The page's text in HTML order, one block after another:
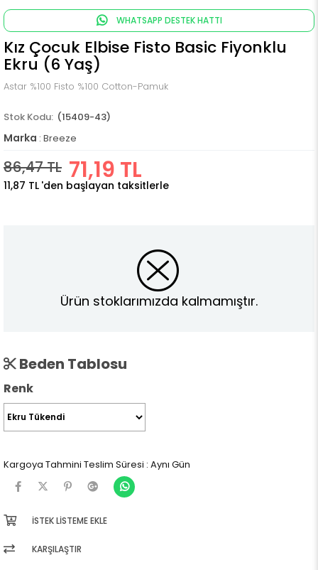
WHATSAPP DESTEK HATTI
Kız Çocuk Elbise Fisto Basic Fiyonklu
Ekru (6 Yaş)
Astar %100 Fisto %100 Cotton-Pamuk
(15409-43)
Marka : Breeze
86,47 TL 71,19 TL
11,87 TL 'den başlayan taksitlerle
Ürün stoklarımızda kalmamıştır.
Beden Tablosu
Renk
Kargoya Tahmini Teslim Süresi : Aynı Gün
İSTEK LISTEME EKLE
KARŞILAŞTIR